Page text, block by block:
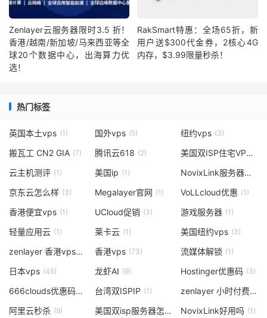
Zenlayer云服务器限时3.5 折！
香港/越南/新加坡/马来西亚等全
球20个数据中心，出海算力优
选！
RakSmart特惠：全场65折，新
用户送$300代金券，2核心4G
内存，$3.99限量秒杀！
热门标签
英国本土vps (1) 国外vps (5) 纽约vps (3)
搬瓦工 CN2 GIA (7) 腾讯云618 (2) 美国双ISP住宅VPS
云主机测评 (1) 美国ip (1) NovixLink服务器价格
京东云怎么样 (3) Megalayer官网 (1) VoLLcloud优惠 (1)
香港便宜vps (1) UCloud促销 (3) 游戏服务器 (1)
轻量应用云 (1) 莱卡云 (1) 美国纽约vps (3)
zenlayer 香港vps 香港vps (73) 流媒体解锁 (1)
日本vps (45) 龙虾AI (9) Hostinger优惠码 (3)
666clouds优惠码 台湾双ISPIP (1) zenlayer 小时付费
阿里云秒杀 (9) 美国双isp服务器怎么样 (4)
NovixLink好用吗 (1)